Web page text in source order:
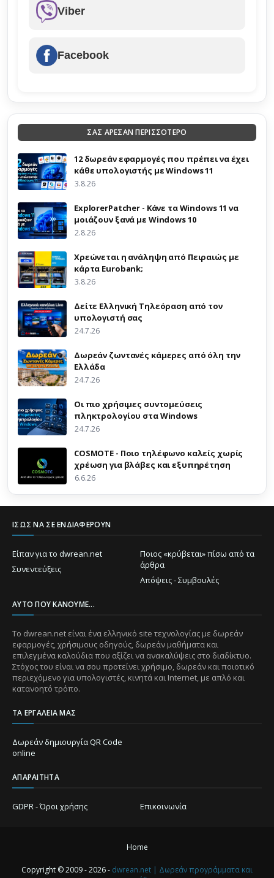
Viber
Facebook
ΣΑΣ ΑΡΕΣΑΝ ΠΕΡΙΣΣΟΤΕΡΟ
12 δωρεάν εφαρμογές που πρέπει να έχει
κάθε υπολογιστής με Windows 11
3.8.26
ExplorerPatcher - Κάνε τα Windows 11 να
μοιάζουν ξανά με Windows 10
2.8.26
Χρεώνεται η ανάληψη από Πειραιώς με
κάρτα Eurobank;
3.8.26
Δείτε Ελληνική Τηλεόραση από τον
υπολογιστή σας
24.7.26
Δωρεάν ζωντανές κάμερες από όλη την
Ελλάδα
24.7.26
Οι πιο χρήσιμες συντομεύσεις
πληκτρολογίου στα Windows
24.7.26
COSMOTE - Ποιο τηλέφωνο καλείς χωρίς
χρέωση για βλάβες και εξυπηρέτηση
6.6.26
ΊΣΩΣ ΝΑ ΣΕ ΕΝΔΙΑΦΈΡΟΥΝ
Είπαν για το dwrean.net
Ποιος «κρύβεται» πίσω από τα
άρθρα
Συνεντεύξεις
Απόψεις - Συμβουλές
ΑΥΤΌ ΠΟΥ ΚΆΝΟΥΜΕ...
Το dwrean.net είναι ένα ελληνικό site τεχνολογίας με δωρεάν
εφαρμογές, χρήσιμους οδηγούς, δωρεάν μαθήματα και
επιλεγμένα καλούδια που αξίζει να ανακαλύψεις στο διαδίκτυο.
Στόχος του είναι να σου προτείνει χρήσιμο, δωρεάν και ποιοτικό
περιεχόμενο για υπολογιστές, κινητά και Internet, με απλό και
κατανοητό τρόπο.
ΤΑ ΕΡΓΑΛΕΊΑ ΜΑΣ
Δωρεάν δημιουργία QR Code
online
ΑΠΑΡΑΊΤΗΤΑ
GDPR - Όροι χρήσης Επικοινωνία
Home
Copyright © 2009 - 2026 - dwrean.net | Δωρεάν προγράμματα και